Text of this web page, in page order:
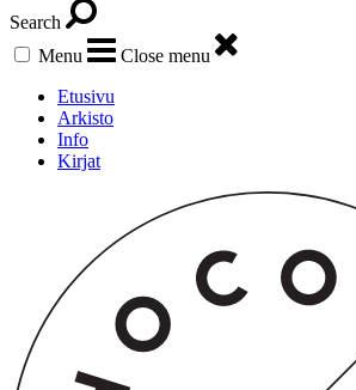
Search
Menu
Close menu
Etusivu
Arkisto
Info
Kirjat